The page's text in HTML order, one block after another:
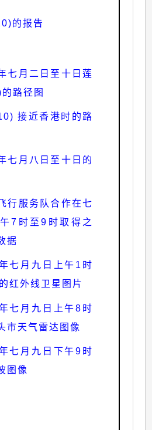
的报告
七月二日至十日莲
路径图
接近香港时的路
七月八日至十日的
行服务队合作在七
7时至9时取得之
据
七月九日上午1时
红外线卫星图片
七月九日上午8时
市天气雷达图像
七月九日下午9时
图像